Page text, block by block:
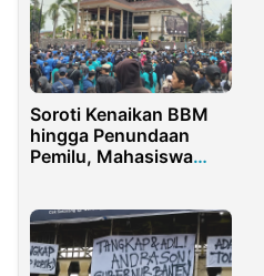
Soroti Kenaikan BBM
hingga Penundaan
Pemilu, Mahasiswa